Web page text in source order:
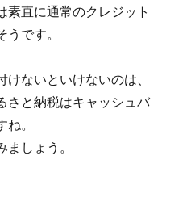
素直に通常のクレジット
です。
ないといけないのは、
さと納税はキャッシュバ
。
しょう。